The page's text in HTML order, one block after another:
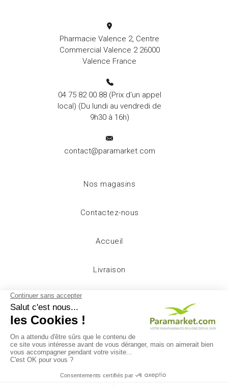
Pharmacie Valence 2, Centre
Commercial Valence 2 26000
Valence France
04 75 82 00 88(Prix d'un appel
local) (Du lundi au vendredi de
9h30 à 16h)
contact@paramarket.com
Nos magasins
Contactez-nous
Accueil
Livraison
Mentions légales
Conditions d'utilisation
A propos